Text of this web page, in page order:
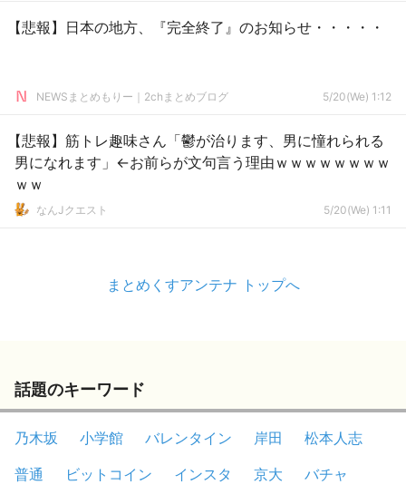
【悲報】日本の地方、『完全終了』のお知らせ・・・・・
NEWSまとめもりー｜2chまとめブログ 5/20(We) 1:12
【悲報】筋トレ趣味さん「鬱が治ります、男に憧れられる
男になれます」←お前らが文句言う理由ｗｗｗｗｗｗｗｗ
ｗｗ
なんJクエスト 5/20(We) 1:11
まとめくすアンテナ トップへ
話題のキーワード
乃木坂 小学館 バレンタイン 岸田
松本人志
普通
ビットコイン インスタ 京大
バチャ